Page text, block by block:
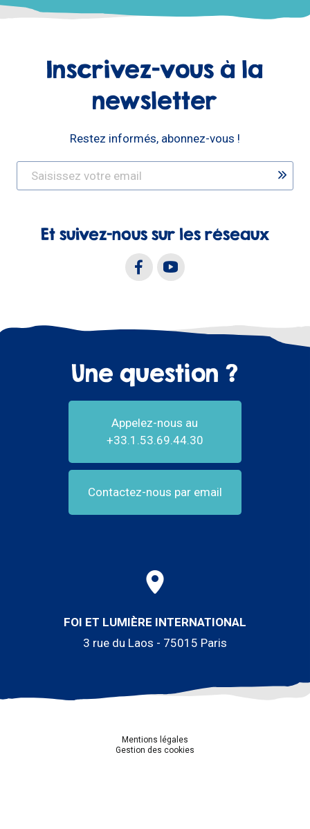
Inscrivez-vous à la
newsletter
Restez informés, abonnez-vous !
Et suivez-nous sur les réseaux
Une question ?
Appelez-nous au
+33.1.53.69.44.30
Contactez-nous par email
FOI ET LUMIÈRE INTERNATIONAL
3 rue du Laos - 75015 Paris
Mentions légales
Gestion des cookies